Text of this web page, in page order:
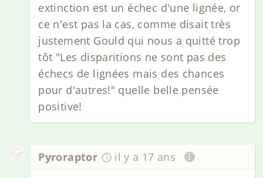
extinction est un échec d'une lignée, or
ce n'est pas la cas, comme disait très
justement Gould qui nous a quitté trop
tôt "Les disparitions ne sont pas des
échecs de lignées mais des chances
pour d'autres!" quelle belle pensée
positive!
Pyroraptor il y a 17 ans